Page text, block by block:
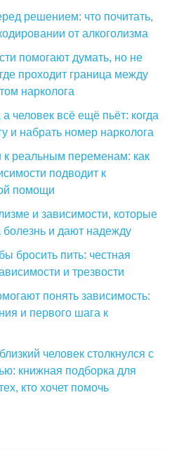
решением: что почитать,
от алкоголизма
помогают думать, но не
проходит граница между
нарколога
человек всё ещё пьёт: когда
и набрать номер нарколога
к реальным переменам: как
подводит к
помощи
и зависимости, которые
болезнь и дают надежду
бросить пить: честная
и трезвости
понять зависимость:
и первого шага к
человек столкнулся с
книжная подборка для
кто хочет помочь